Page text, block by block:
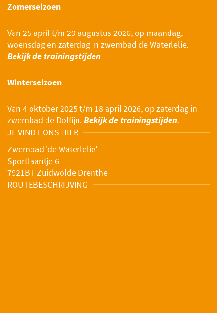
Zomerseizoen
Van 25 april t/m 29 augustus 2026, op maandag,
woensdag en zaterdag in zwembad de Waterlelie.
Bekijk de trainingstijden
Winterseizoen
Van 4 oktober 2025 t/m 18 april 2026, op zaterdag in
zwembad de Dolfijn.Bekijk de trainingstijden.
JE VINDT ONS HIER
Zwembad 'de Waterlelie'
Sportlaantje 6
7921BT Zuidwolde Drenthe
ROUTEBESCHRIJVING